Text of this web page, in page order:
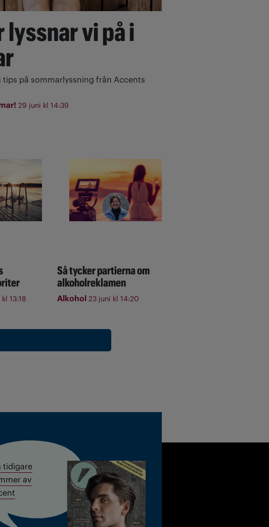
lyssnar vi på i
tips på sommarlyssning från Accents
29 juni kl 14:39
13:18
Så tycker partierna om
alkoholreklamen
Alkohol 23 juni kl 14:20
tidigare
av